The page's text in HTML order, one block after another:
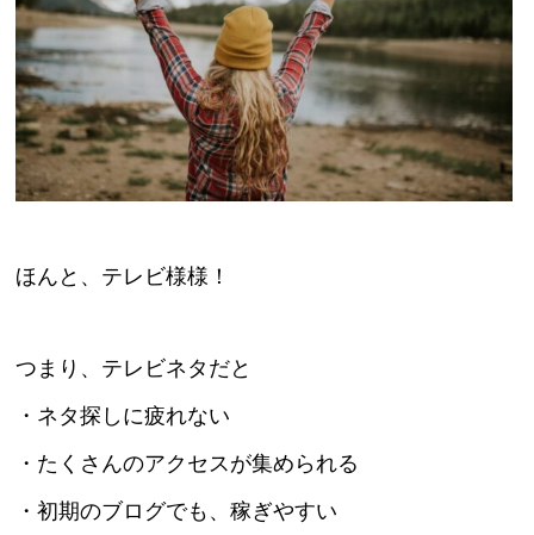
ほんと、テレビ様様！
つまり、テレビネタだと
・ネタ探しに疲れない
・たくさんのアクセスが集められる
・初期のブログでも、稼ぎやすい